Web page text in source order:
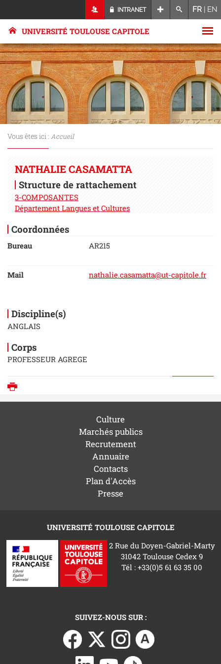
INTRANET FR | EN
UNIVERSITÉ TOULOUSE CAPITOLE
Vous êtes ici : Accueil
NATHALIE CASAMATTA
Structure de rattachement
3-COMPOSANTES
Département Langues et Cultures
Coordonnées
Bureau AR215
Mail nathalie.casamatta@ut-capitole.fr
Discipline(s)
ANGLAIS
Corps
PROFESSEUR AGREGE
Culture
Marchés publics
Recrutement
Annuaire
Contacts
Plan d'Accès
Presse
UNIVERSITÉ TOULOUSE CAPITOLE
2 Rue du Doyen-Gabriel-Marty
31042 Toulouse Cedex 9
Tél : +33(0)5 61 63 35 00
SUIVEZ-NOUS SUR :